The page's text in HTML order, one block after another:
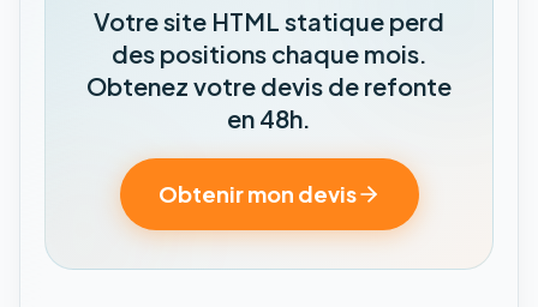
Votre site HTML statique perd
des positions chaque mois.
Obtenez votre devis de refonte
en 48h.
Obtenir mon devis